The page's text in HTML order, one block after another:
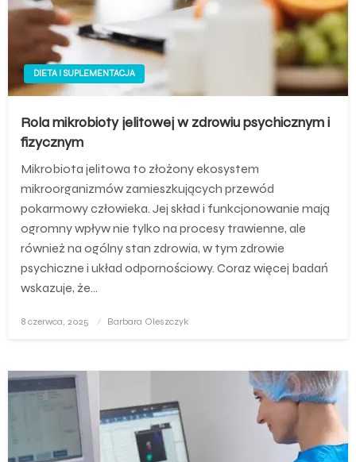
DIETA I SUPLEMENTACJA
Rola mikrobioty jelitowej w zdrowiu psychicznym i
fizycznym
Mikrobiota jelitowa to złożony ekosystem
mikroorganizmów zamieszkujących przewód
pokarmowy człowieka. Jej skład i funkcjonowanie mają
ogromny wpływ nie tylko na procesy trawienne, ale
również na ogólny stan zdrowia, w tym zdrowie
psychiczne i układ odpornościowy. Coraz więcej badań
wskazuje, że…
Opublikowane
8 czerwca, 2025 Barbara Oleszczyk